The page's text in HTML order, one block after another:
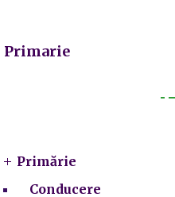
Primarie
Primărie
Conducere